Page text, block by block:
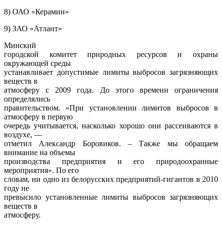
8) ОАО «Керамин»
9) ЗАО «Атлант»
Минский
городской комитет природных ресурсов и охраны
окружающей среды
устанавливает допустимые лимиты выбросов загрязняющих
веществ в
атмосферу с 2009 года. До этого времени ограничения
определялись
правительством. «При установлении лимитов выбросов в
атмосферу в первую
очередь учитывается, насколько хорошо они рассеиваются в
воздухе, —
отметил Александр Боровиков. – Также мы обращаем
внимание на объемы
производства предприятия и его природоохранные
мероприятия». По его
словам, ни одно из белорусских предприятий-гигантов в 2010
году не
превысило установленные лимиты выбросов загрязняющих
веществ в
атмосферу.